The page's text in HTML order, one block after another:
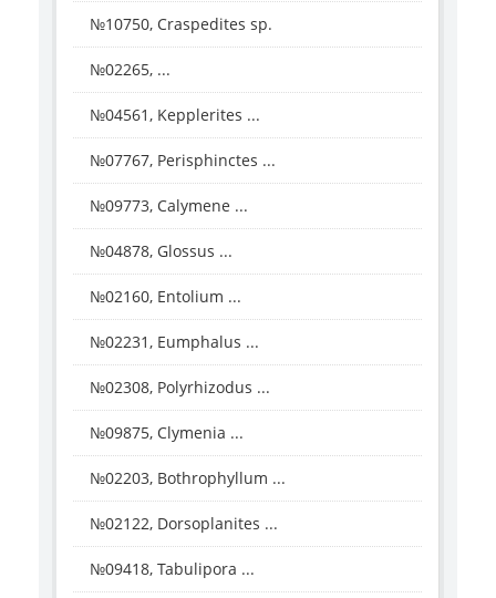
№10750, Craspedites sp.
№02265, ...
№04561, Kepplerites ...
№07767, Perisphinctes ...
№09773, Calymene ...
№04878, Glossus ...
№02160, Entolium ...
№02231, Eumphalus ...
№02308, Polyrhizodus ...
№09875, Clymenia ...
№02203, Bothrophyllum ...
№02122, Dorsoplanites ...
№09418, Tabulipora ...